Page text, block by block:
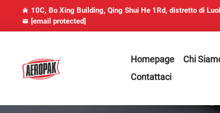
10C, Bo Xing Building, Qing Shui He 1Rd, distretto di
[email protected]
Homepage
Chi
Contattaci